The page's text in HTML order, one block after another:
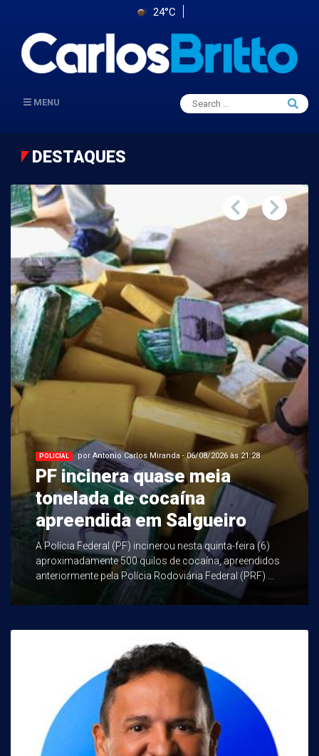
24°C
MENU
Search
for:
Search
DESTAQUES
POLICIAL por Antonio Carlos Miranda - 06/08/2026 às 21:28
PF incinera quase meia
tonelada de cocaína
apreendida em Salgueiro
A Polícia Federal (PF) incinerou nesta quinta-feira (6)
aproximadamente 500 quilos de cocaína, apreendidos
anteriormente pela Polícia Rodoviária Federal (PRF) ...